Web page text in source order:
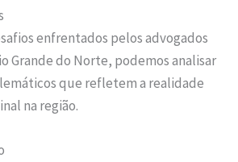
enfrentados pelos advogados
Grande do Norte, podemos analisar
que refletem a realidade
na região.